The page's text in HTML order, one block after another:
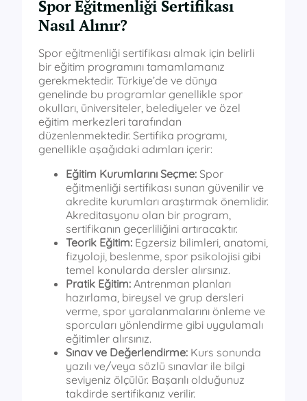
Spor Eğitmenliği Sertifikası
Nasıl Alınır?
Spor eğitmenliği sertifikası almak için belirli
bir eğitim programını tamamlamanız
gerekmektedir. Türkiye’de ve dünya
genelinde bu programlar genellikle spor
okulları, üniversiteler, belediyeler ve özel
eğitim merkezleri tarafından
düzenlenmektedir. Sertifika programı,
genellikle aşağıdaki adımları içerir:
Eğitim Kurumlarını Seçme: Spor
eğitmenliği sertifikası sunan güvenilir ve
akredite kurumları araştırmak önemlidir.
Akreditasyonu olan bir program,
sertifikanın geçerliliğini artıracaktır.
Teorik Eğitim: Egzersiz bilimleri, anatomi,
fizyoloji, beslenme, spor psikolojisi gibi
temel konularda dersler alırsınız.
Pratik Eğitim: Antrenman planları
hazırlama, bireysel ve grup dersleri
verme, spor yaralanmalarını önleme ve
sporcuları yönlendirme gibi uygulamalı
eğitimler alırsınız.
Sınav ve Değerlendirme: Kurs sonunda
yazılı ve/veya sözlü sınavlar ile bilgi
seviyeniz ölçülür. Başarılı olduğunuz
takdirde sertifikanız verilir.